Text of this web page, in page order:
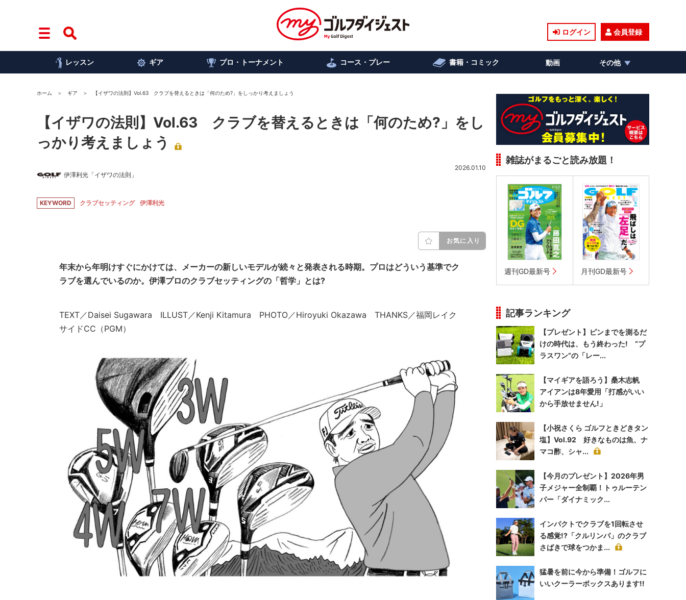
ログイン 会員登録
レッスン ギア プロ・トーナメント コース・プレー 書籍・コミック 動画 その他
ホーム ギア 【イザワの法則】Vol.63 クラブを替えるときは「何のため?」をしっかり考えましょう
【イザワの法則】Vol.63 クラブを替えるときは「何のため?」をし
っかり考えましょう
伊澤利光「イザワの法則」
2026.01.10
KEYWORD クラブセッティング 伊澤利光
お気に入り
年末から年明けすぐにかけては、メーカーの新しいモデルが続々と発表される時期。プロはどういう基準でク
ラブを選んでいるのか。伊澤プロのクラブセッティングの「哲学」とは?
TEXT／Daisei Sugawara ILLUST／Kenji Kitamura PHOTO／Hiroyuki Okazawa THANKS／福岡レイク
サイドCC（PGM）
雑誌がまるごと読み放題！
週刊GD最新号 月刊GD最新号
記事ランキング
【プレゼント】ピンまでを測るだ
けの時代は、もう終わった! “プ
ラスワン”の「レー...
【マイギアを語ろう】桑木志帆
アイアンは8年愛用「打感がいい
から手放せません!」
【小祝さくら ゴルフときどきタン
塩】Vol.92 好きなものは魚、ナ
マコ酢、シャ...
【今月のプレゼント】2026年男
子メジャー全制覇！トゥルーテン
パー「ダイナミック...
インパクトでクラブを1回転させ
る感覚!?「クルリンパ」のクラブ
さばきで球をつかま...
猛暑を前に今から準備！ゴルフに
いいクーラーボックスあります!!